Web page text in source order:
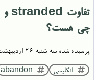
چی هست؟
پرسیده شده سه شنبه ۲۶ اردیبهشت ۱۴۰۲
انگلیسی abandon